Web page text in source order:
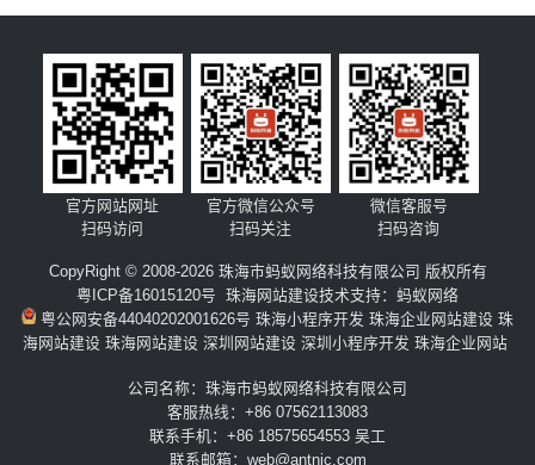
官方网站网址
扫码访问
官方微信公众号
扫码关注
微信客服号
扫码咨询
CopyRight © 2008-2026 珠海市蚂蚁网络科技有限公司 版权所有
粤ICP备16015120号 珠海网站建设技术支持： 蚂蚁网络
粤公网安备44040202001626号 珠海小程序开发 珠海企业网站建设 珠
海网站建设 珠海网站建设 深圳网站建设 深圳小程序开发 珠海企业网站
公司名称：珠海市蚂蚁网络科技有限公司
客服热线：+86 07562113083
联系手机：+86 18575654553 吴工
联系邮箱：web@antnic.com